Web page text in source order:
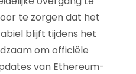
te zorgen dat het
blijft tijdens het
om officiële
van Ethereum-